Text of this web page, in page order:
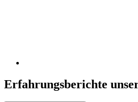
Erfahrungsberichte